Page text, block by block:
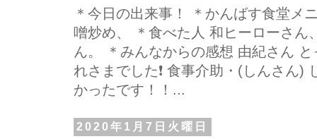
＊今日の出来事！ ＊かんばす食堂メ
噌炒め、 ＊食べた人 和ヒーローさん
ん。 ＊みんなからの感想 由紀さん
れさまでした❗ 食事介助・(しんさん)
かったです！！...
2020年1月7日火曜日